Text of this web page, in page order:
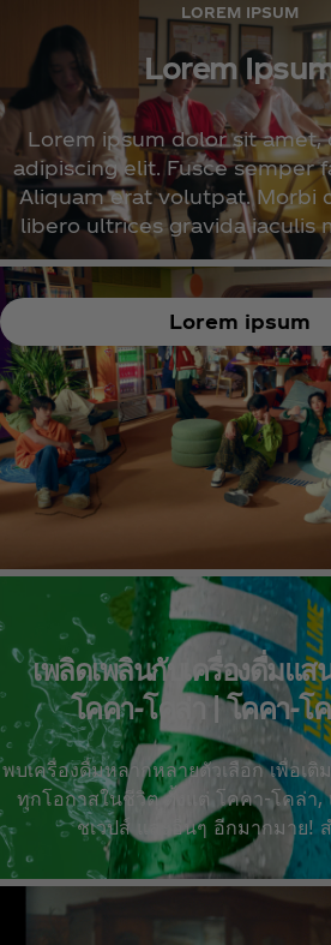
LOREM IPSUM
Lorem
Lorem ipsum dolor sit amet,
adipiscing elit. Fusce semper
Aliquam erat volutpat. Morbi
libero ultrices gravida iaculis
Lorem ipsum
เพลิดเพลินกับเครื่องดื่มแ
โคคา-โคล่า | โคคา-โ
พบเครื่องดื่มหลากหลายตัวเลือก เพื่อเ
ทุกโอกาสในชีวิต ตั้งแต่ โคคา-โคล่า,
ชเวปส์ และอื่นๆ อีกมากมาย! ส